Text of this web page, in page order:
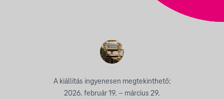
A kiállítás ingyenesen megtekinthető:
2026. február 19. – március 29.